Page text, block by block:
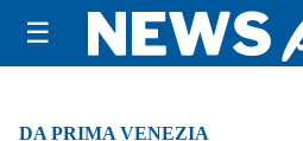
☰
DA PRIMA VENEZIA